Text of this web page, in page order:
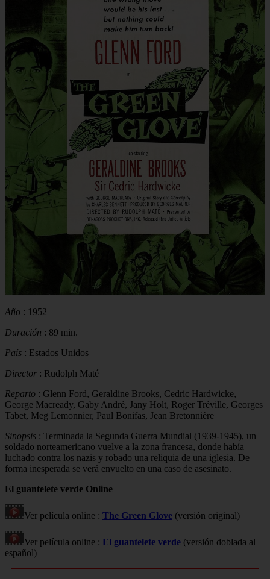
Año : 1952
Duración : 89 min.
País : Estados Unidos
Director : Rudolph Maté
Reparto : Glenn Ford, Geraldine Brooks, Cedric Hardwicke,
George Macready, Gaby André, Jany Holt, Roger Tréville, Georges
Tabet, Meg Lemonnier, Paul Bonifas, Jean Bretonnière
Sinopsis : Terminada la Segunda Guerra Mundial (1939-1945), un
soldado norteamericano vuelve a la zona francesa, donde había
luchado contra los nazis y robado una reliquia de una iglesia. De
forma inesperada se verá envuelto en una caso de asesinato.
El guantelete verde Online
Ver película online : The Green Glove (versión original)
Ver película online : El guantelete verde (versión doblada al
español)